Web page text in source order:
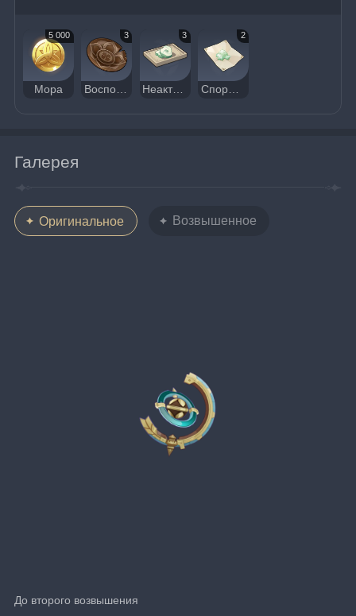
5 000
Мора
3
Воспоминания цветущего оазиса
3
Неактивное ядро плесенника
2
Споры плесенника
Галерея
Оригинальное Возвышенное
До второго возвышения